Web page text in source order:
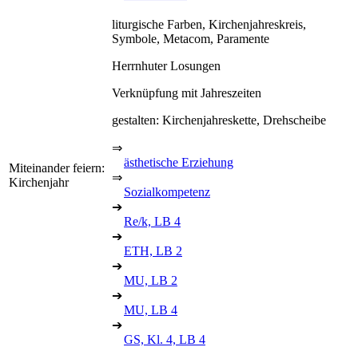
Miteinander feiern:
Kirchenjahr
liturgische Farben, Kirchenjahreskreis,
Symbole, Metacom, Paramente
Herrnhuter Losungen
Verknüpfung mit Jahreszeiten
gestalten: Kirchenjahreskette, Drehscheibe
⇒
ästhetische Erziehung
⇒
Sozialkompetenz
➔
Re/k, LB 4
➔
ETH, LB 2
➔
MU, LB 2
➔
MU, LB 4
➔
GS, Kl. 4, LB 4